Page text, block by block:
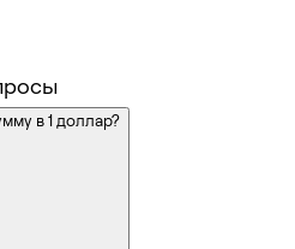
в 1 доллар?